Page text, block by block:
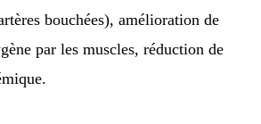
bouchées), amélioration de
par les muscles, réduction de